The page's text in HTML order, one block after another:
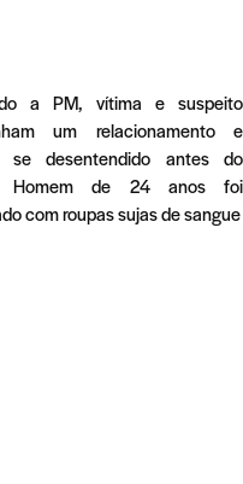
a PM, vítima e suspeito
um relacionamento e
se desentendido antes do
Homem de 24 anos foi
com roupas sujas de sangue